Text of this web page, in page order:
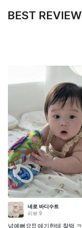
BEST REVIEW